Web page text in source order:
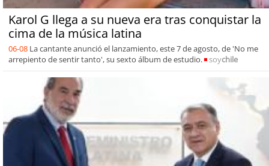
Karol G llega a su nueva era tras conquistar la
cima de la música latina
06-08 La cantante anunció el lanzamiento, este 7 de agosto, de 'No me
arrepiento de sentir tanto', su sexto álbum de estudio.
soychile